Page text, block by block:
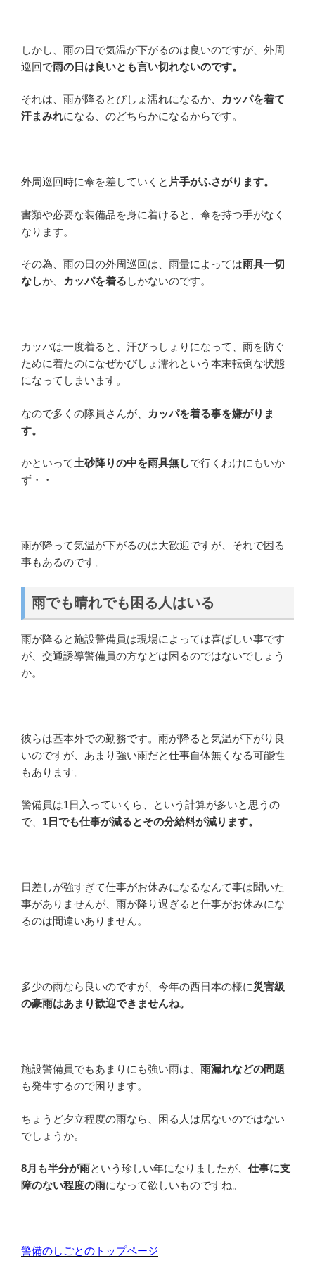
しかし、雨の日で気温が下がるのは良いのですが、外周
巡回で雨の日は良いとも言い切れないのです。
それは、雨が降るとびしょ濡れになるか、
カッパを着て
汗まみれになる、のどちらかになるからです。
外周巡回時に傘を差していくと 片手がふさがります。
書類や必要な装備品を身に着けると、傘を持つ手がなく
なります。
その為、雨の日の外周巡回は、雨量によっては雨具一切
なしか、 カッパを着る しかないのです。
カッパは一度着ると、汗びっしょりになって、雨を防ぐ
ために着たのになぜかびしょ濡れという本末転倒な状態
になってしまいます。
なので多くの隊員さんが、
カッパを着る事を嫌がりま
す。
かといって土砂降りの中を雨具無しで行くわけにもいか
ず・・
雨が降って気温が下がるのは大歓迎ですが、それで困る
事もあるのです。
雨でも晴れでも困る人はいる
雨が降ると施設警備員は現場によっては喜ばしい事です
が、交通誘導警備員の方などは困るのではないでしょう
か。
彼らは基本外での勤務です。雨が降ると気温が下がり良
いのですが、あまり強い雨だと仕事自体無くなる可能性
もあります。
警備員は1日入っていくら、という計算が多いと思うの
で、 1日でも仕事が減るとその分給料が減ります。
日差しが強すぎて仕事がお休みになるなんて事は聞いた
事がありませんが、雨が降り過ぎると仕事がお休みにな
るのは間違いありません。
多少の雨なら良いのですが、今年の西日本の様に災害級
の豪雨はあまり歓迎できませんね。
施設警備員でもあまりにも強い雨は、 雨漏れなどの問題
も発生するので困ります。
ちょうど夕立程度の雨なら、困る人は居ないのではない
でしょうか。
8月も半分が雨という珍しい年になりましたが、 仕事に支
障のない程度の雨になって欲しいものですね。
警備のしごとのトップページ